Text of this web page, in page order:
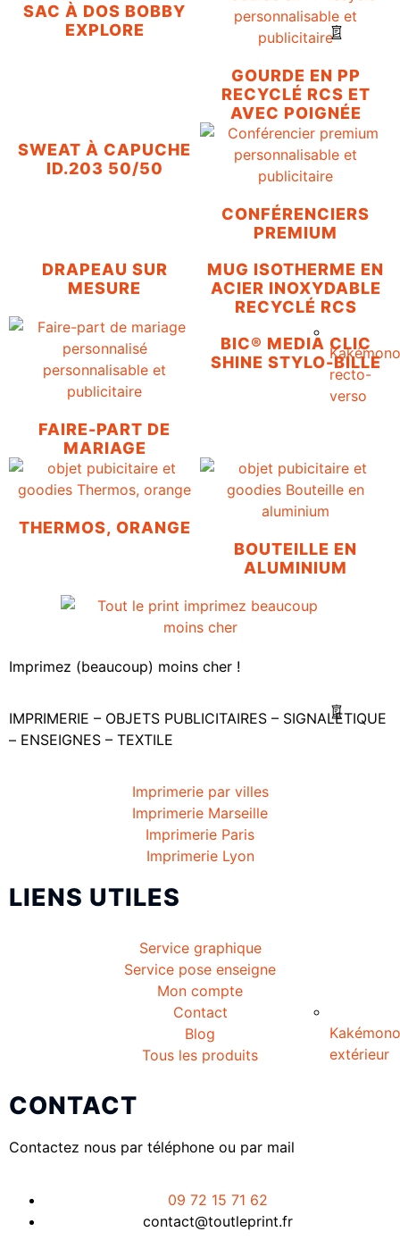
Kakémono
recto-
verso
Kakémono
extérieur
SAC À DOS BOBBY
EXPLORE
GOURDE EN PP
RECYCLÉ RCS ET
AVEC POIGNÉE
SWEAT À CAPUCHE
ID.203 50/50
CONFÉRENCIERS
PREMIUM
DRAPEAU SUR
MESURE
MUG ISOTHERME EN
ACIER INOXYDABLE
RECYCLÉ RCS
FAIRE-PART DE
MARIAGE
BIC® MEDIA CLIC
SHINE STYLO-BILLE
THERMOS, ORANGE
BOUTEILLE EN
ALUMINIUM
Imprimez (beaucoup) moins cher !
IMPRIMERIE – OBJETS PUBLICITAIRES – SIGNALETIQUE
– ENSEIGNES – TEXTILE
Imprimerie par villes
Imprimerie Marseille
Imprimerie Paris
Imprimerie Lyon
LIENS UTILES
Service graphique
Service pose enseigne
Mon compte
Contact
Blog
Tous les produits
CONTACT
Contactez nous par téléphone ou par mail
09 72 15 71 62
contact@toutleprint.fr